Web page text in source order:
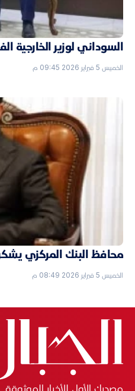
السوداني لوزير الخارجية
الخميس 5 فبراير 2026 09:45 م
محافظ البنك المركزي يشكر
الخميس 5 فبراير 2026 08:49 م
مصدرك الأول للأخبار الموثوقة